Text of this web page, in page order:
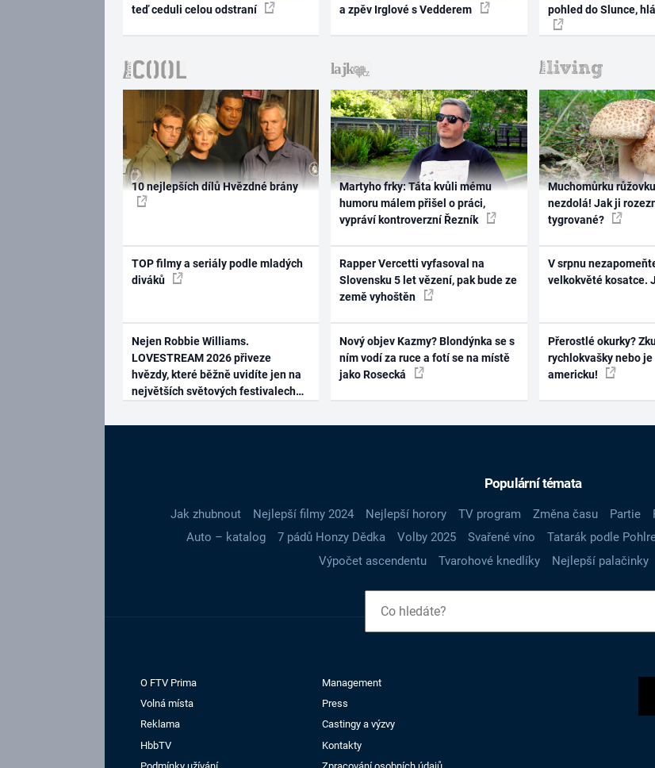
teď ceduli celou odstraní
a zpěv Irglové s Vedderem
pohled do Slunce,
10 nejlepších dílů Hvězdné brány
TOP filmy a seriály podle mladých
diváků
Nejen Robbie Williams.
LOVESTREAM 2026 přiveze
hvězdy, které běžně uvidíte jen na
největších světových festivalech
Martyho frky: Táta kvůli mému
humoru málem přišel o práci,
vypráví kontroverzní Řezník
Rapper Vercetti vyfasoval na
Slovensku 5 let vězení, pak bude ze
země vyhoštěn
Nový objev Kazmy? Blondýnka se s
ním vodí za ruce a fotí se na místě
jako Rosecká
Muchomůrku
nezdolá! Jak ji
tygrované?
V srpnu
velkokvěté kosatce.
Přerostlé okurky?
rychlokvašky nebo
americku!
Populární témata
Jak zhubnout Nejlepší filmy 2024 Nejlepší horory TV program Změna času Partie
Auto – katalog
7 pádů Honzy Dědka Volby 2025 Svařené víno Tatarák podle
Výpočet ascendentu
Tvarohové knedlíky Nejlepší palačinky
O FTV Prima
Management
Volná místa
Press
Reklama
Castingy a výzvy
HbbTV
Kontakty